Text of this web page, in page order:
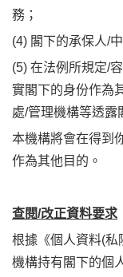
務；
(4) 閣下的承保人/
(5) 在法例所規定/
實閣下的身份作為
處/管理機構等透露
本機構將會在得到
作為其他目的。
查閱/改正資料要求
根據《個人資料(私
機構持有閣下的個